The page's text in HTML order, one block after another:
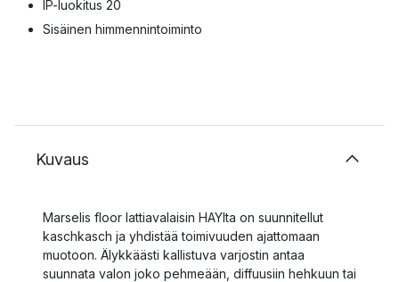
IP-luokitus 20
Sisäinen himmennintoiminto
Kuvaus
Marselis floor lattiavalaisin HAYlta on suunnitellut
kaschkasch ja yhdistää toimivuuden ajattomaan
muotoon. Älykkäästi kallistuva varjostin antaa
suunnata valon joko pehmeään, diffuusiin hehkuun tai